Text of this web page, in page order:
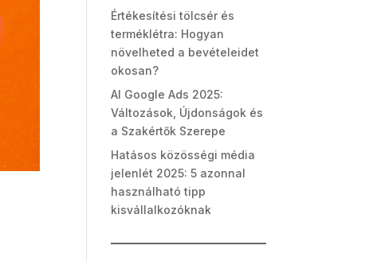
Értékesítési tölcsér és
terméklétra: Hogyan
növelheted a bevételeidet
okosan?
AI Google Ads 2025:
Változások, Újdonságok és
a Szakértők Szerepe
Hatásos közösségi média
jelenlét 2025: 5 azonnal
használható tipp
kisvállalkozóknak